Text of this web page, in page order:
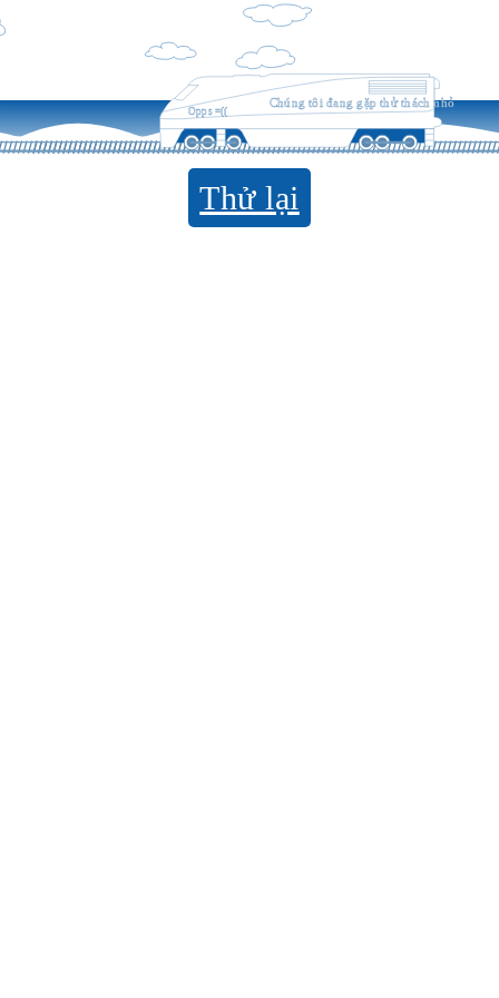
Opps =((
Chúng tôi đang gặp thử thách nhỏ
Thử lại